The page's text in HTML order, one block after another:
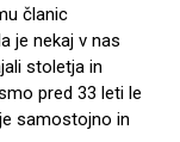
članic
je nekaj v nas
stoletja in
pred 33 leti le
samostojno in